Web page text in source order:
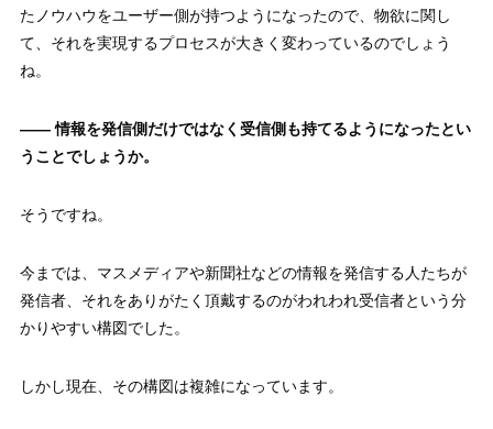
たノウハウをユーザー側が持つようになったので、物欲に関し
て、それを実現するプロセスが大きく変わっているのでしょう
ね。
—— 情報を発信側だけではなく受信側も持てるようになったとい
うことでしょうか。
そうですね。
今までは、マスメディアや新聞社などの情報を発信する人たちが
発信者、それをありがたく頂戴するのがわれわれ受信者という分
かりやすい構図でした。
しかし現在、その構図は複雑になっています。